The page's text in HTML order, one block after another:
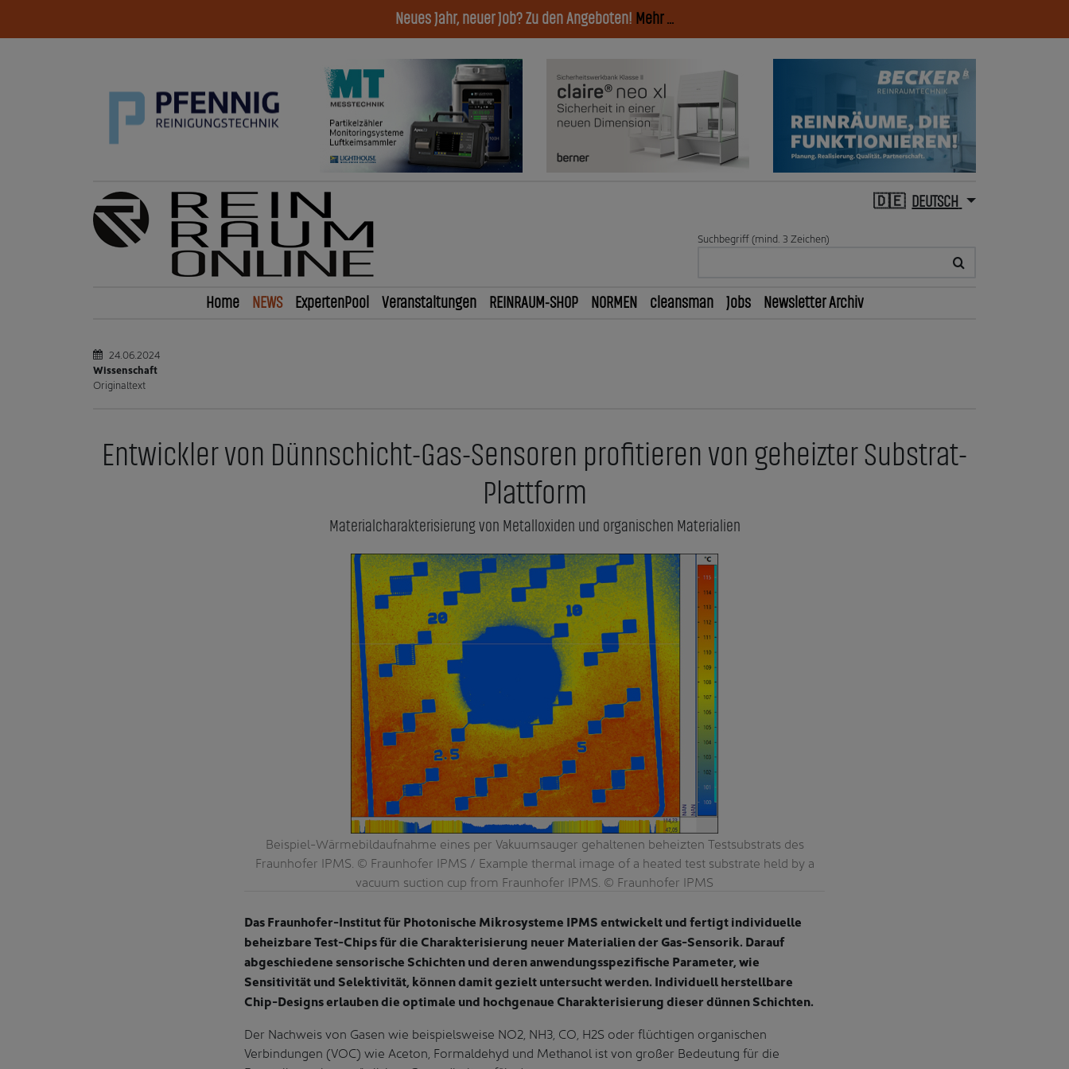
Neues Jahr, neuer Job? Zu den Angeboten! Mehr ...
DEUTSCH
Suchbegriff (mind. 3 Zeichen)
Home NEWS ExpertenPool Veranstaltungen REINRAUM-SHOP NORMEN cleansman Jobs Newsletter Archiv
24.06.2024
Wissenschaft
Originaltext
Entwickler von Dünnschicht-Gas-Sensoren profitieren von geheizter Substrat-
Plattform
Materialcharakterisierung von Metalloxiden und organischen Materialien
Beispiel-Wärmebildaufnahme eines per Vakuumsauger gehaltenen beheizten Testsubstrats des
Fraunhofer IPMS. © Fraunhofer IPMS / Example thermal image of a heated test substrate held by a
vacuum suction cup from Fraunhofer IPMS. © Fraunhofer IPMS
Das Fraunhofer-Institut für Photonische Mikrosysteme IPMS entwickelt und fertigt individuelle
beheizbare Test-Chips für die Charakterisierung neuer Materialien der Gas-Sensorik. Darauf
abgeschiedene sensorische Schichten und deren anwendungsspezifische Parameter, wie
Sensitivität und Selektivität, können damit gezielt untersucht werden. Individuell herstellbare
Chip-Designs erlauben die optimale und hochgenaue Charakterisierung dieser dünnen Schichten.
Der Nachweis von Gasen wie beispielsweise NO2, NH3, CO, H2S oder flüchtigen organischen
Verbindungen (VOC) wie Aceton, Formaldehyd und Methanol ist von großer Bedeutung für die